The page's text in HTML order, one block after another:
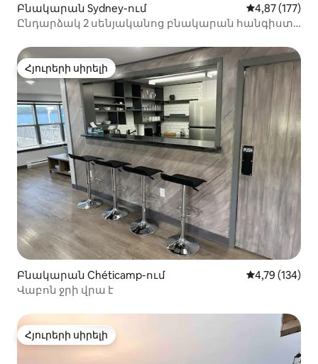
Բնակարան Sydney-ում Միջին
4,87 (177)
Ընդարձակ 2 սենյականոց բնակարան հանգիստ
Հյուրերի սիրելի
Հյուրերի սիրելի
Բնակարան Chéticamp-ում Միջին
4,79 (134)
Վաբոն ջրի վրա է
Հյուրերի սիրելի
Հյուրերի սիրելի